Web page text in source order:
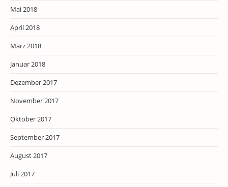
Mai 2018
April 2018
März 2018
Januar 2018
Dezember 2017
November 2017
Oktober 2017
September 2017
August 2017
Juli 2017